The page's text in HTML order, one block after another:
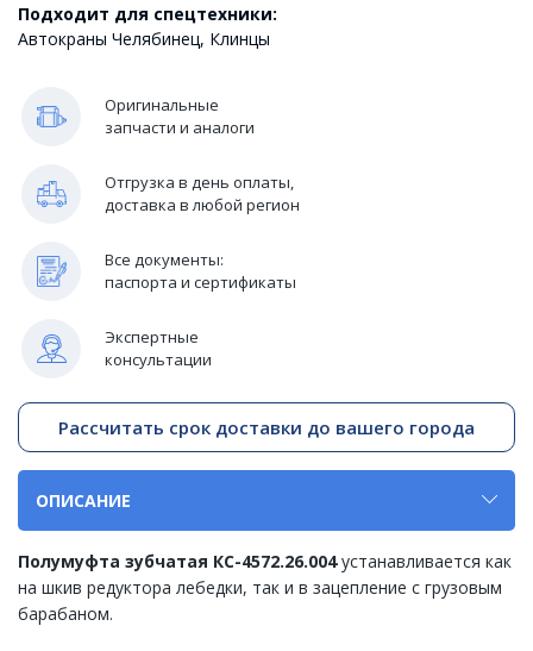
Подходит для спецтехники:
Автокраны Челябинец, Клинцы
Оригинальные
запчасти и аналоги
Отгрузка в день оплаты,
доставка в любой регион
Все документы:
паспорта и сертификаты
Экспертные
консультации
Рассчитать срок доставки до вашего города
ОПИСАНИЕ
Полумуфта зубчатая КС-4572.26.004устанавливается как
на шкив редуктора лебедки, так и в зацепление с грузовым
барабаном.